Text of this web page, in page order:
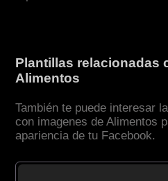
Plantillas relacionadas
Alimentos
También te puede interesar
con imagenes de Alimentos
apariencia de tu Facebook.